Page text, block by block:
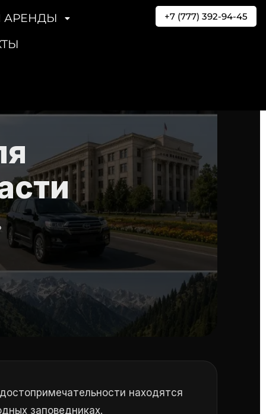
АРЕНДЫ
+7 (777) 392-94-45
находятся
заповедниках.